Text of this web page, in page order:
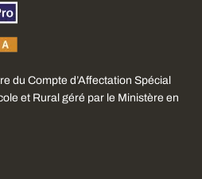
du Compte d’Affectation Spécial
et Rural géré par le Ministère en